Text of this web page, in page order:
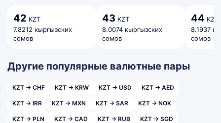
42 KZT
7.8212 кыргызских
сомов
43 KZT
8.0074 кыргызских
сомов
44 KZT
8.1937
сомов
Другие популярные валютные пары
KZT → CHF KZT → KRW KZT → USD KZT → AED
KZT → IRR KZT → MXN KZT → SAR KZT → NOK
KZT → PLN KZT → CAD KZT → RUB KZT → SGD